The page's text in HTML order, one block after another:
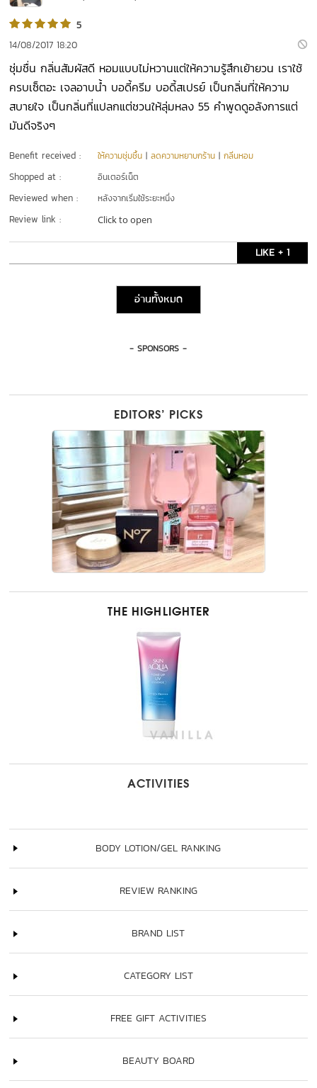
5
14/08/2017 18:20
ชุ่มชื่น กลิ่นสัมผัสดี หอมแบบไม่หวานแต่ให้ความรู้สึกเย้ายวน เราใช้
ครบเซ็ตอะ เจลอาบน้ำ บอดี้ครีม บอดี้สเปรย์ เป็นกลิ่นที่ให้ความ
สบายใจ เป็นกลิ่นที่แปลกแต่ชวนให้ลุ่มหลง 55 คำพูดดูอลังการแต่
มันดีจริงๆ
Benefit received : ให้ความชุ่มชื้น |ลดความหยาบกร้าน |กลิ่นหอม
Shopped at : อินเตอร์เน็ต
Reviewed when : หลังจากเริ่มใช้ระยะหนึ่ง
Review link : Click to open
LIKE + 1
อ่านทั้งหมด
- SPONSORS -
EDITORS’ PICKS
THE HIGHLIGHTER
ACTIVITIES
BODY LOTION/GEL RANKING
REVIEW RANKING
BRAND LIST
CATEGORY LIST
FREE GIFT ACTIVITIES
BEAUTY BOARD